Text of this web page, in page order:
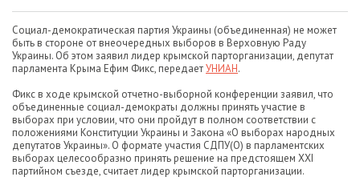
Социал-демократическая партия Украины (объединенная) не может
быть в стороне от внеочередных выборов в Верховную Раду
Украины. Об этом заявил лидер крымской парторганизации, депутат
парламента Крыма Ефим Фикс, передаетУНИАН.
Фикс в ходе крымской отчетно-выборной конференции заявил, что
объединенные социал-демократы должны принять участие в
выборах при условии, что они пройдут в полном соответствии с
положениями Конституции Украины и Закона «О выборах народных
депутатов Украины». О формате участия СДПУ(О) в парламентских
выборах целесообразно принять решение на предстоящем XXI
партийном съезде, считает лидер крымской парторганизации.